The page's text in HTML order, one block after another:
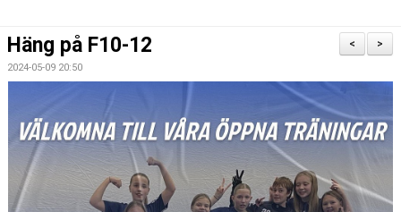
KALENDER
BILDGALLERI
DOKUMENT
>
<
Häng på F10-12
2024-05-09 20:50